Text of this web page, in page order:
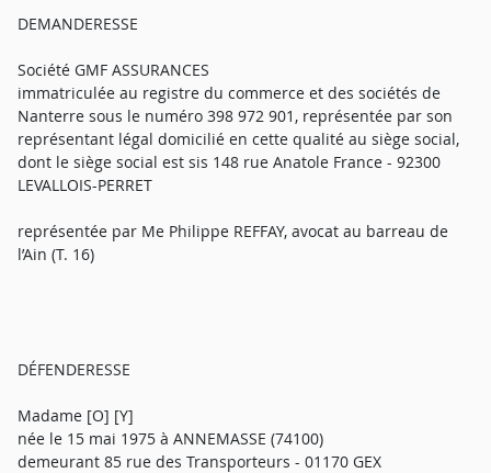
DEMANDERESSE
Société GMF ASSURANCES
immatriculée au registre du commerce et des sociétés de
Nanterre sous le numéro 398 972 901, représentée par son
représentant légal domicilié en cette qualité au siège social,
dont le siège social est sis 148 rue Anatole France - 92300
LEVALLOIS-PERRET
représentée par Me Philippe REFFAY, avocat au barreau de
l’Ain (T. 16)
DÉFENDERESSE
Madame [O] [Y]
née le 15 mai 1975 à ANNEMASSE (74100)
demeurant 85 rue des Transporteurs - 01170 GEX